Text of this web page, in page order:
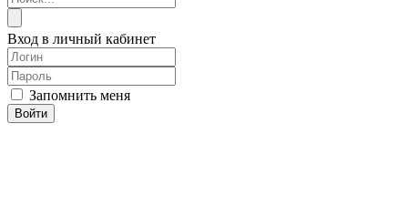
Вход в личный кабинет
Запомнить меня